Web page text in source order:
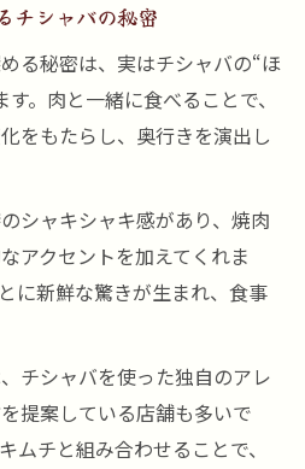
チシャバの秘密
る秘密は、実はチシャバの“ほ
。肉と一緒に食べることで、
をもたらし、奥行きを演出し
シャキシャキ感があり、焼肉
アクセントを加えてくれま
に新鮮な驚きが生まれ、食事
チシャバを使った独自のアレ
提案している店舗も多いで
ムチと組み合わせることで、